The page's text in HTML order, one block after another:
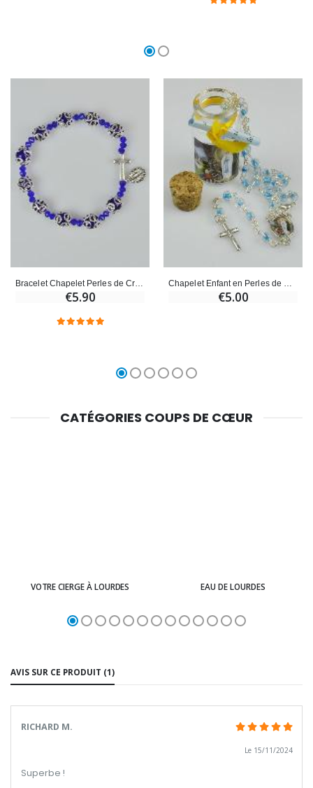
Bracelet Chapelet Perles de Cristal Bleu Ajouré
€5.90 €5.00
CATÉGORIES COUPS DE CŒUR
VOTRE CIERGE À LOURDES EAU DE LOURDES
AVIS SUR CE PRODUIT (1)
RICHARD M.
Le 15/11/2024
Superbe !